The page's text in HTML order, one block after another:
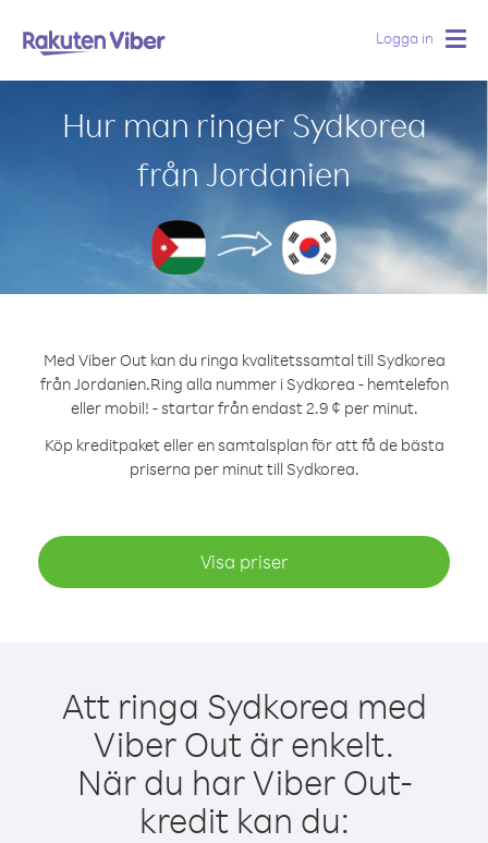
Logga in
Hur man ringer Sydkorea
från Jordanien
Med Viber Out kan du ringa kvalitetssamtal till Sydkorea
från Jordanien.Ring alla nummer i Sydkorea - hemtelefon
eller mobil! - startar från endast 2.9 ¢ per minut.
Köp kreditpaket eller en samtalsplan för att få de bästa
priserna per minut till Sydkorea.
Visa priser
Att ringa Sydkorea med
Viber Out är enkelt.
När du har Viber Out-
kredit kan du: